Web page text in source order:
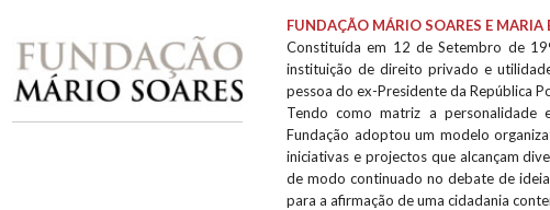
FUNDAÇÃO MÁRIO SOARES E MARIA
Constituída em 12 de Setembro de
instituição de direito privado e
pessoa do ex-Presidente da República
Tendo como matriz a
Fundação adoptou um modelo
iniciativas e projectos que alcançam
de modo continuado no debate de
para a afirmação de uma cidadania